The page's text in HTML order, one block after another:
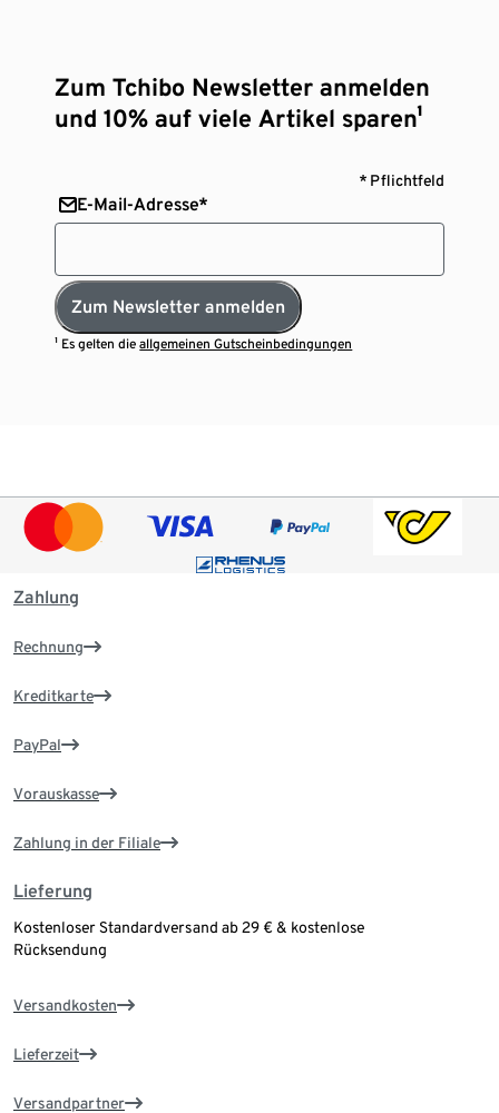
Zum Tchibo Newsletter anmelden
und 10% auf viele Artikel sparen¹
* Pflichtfeld
E-Mail-Adresse*
Zum Newsletter anmelden
¹ Es gelten dieallgemeinen Gutscheinbedingungen
Zahlung
Rechnung
Kreditkarte
PayPal
Vorauskasse
Zahlung in der Filiale
Lieferung
Kostenloser Standardversand ab 29 € & kostenlose
Rücksendung
Versandkosten
Lieferzeit
Versandpartner